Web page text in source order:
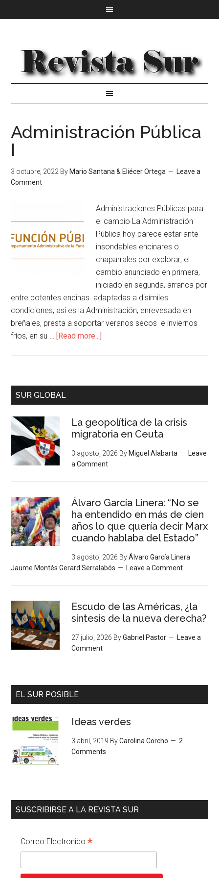
Administración Pública
I
3 octubre, 2022 By Mario Santana & Eliécer Ortega
Leave a
Comment
Administraciones Públicas para
el cambio La Administración
Pública hoy parece estar ante
insondables encinares o
chaparrales por explorar; el
cambio anunciado en primera,
iniciado en segunda, arranca por
entre potentes encinas adaptadas a disímiles
condiciones, así es la Administración, enrevesada en
breñales, presta a soportar veranos secos e inviernos
fríos, en su … [Read more...]
SUR GLOBAL
La geopolítica de la crisis
migratoria en Ceuta
3 agosto, 2026 By Miguel Alabarta
Leave
a Comment
Álvaro García Linera: “No se
ha entendido en más de cien
años lo que quería decir Marx
cuando hablaba del Estado”
3 agosto, 2026 ByÁlvaro García Linera
Jaume Montés Gerard Serralabós
Leave a Comment
Escudo de las Américas, ¿la
síntesis de la nueva derecha?
27 julio, 2026 ByGabriel Pastor
Leave a
Comment
EL SUR POSIBLE
Ideas verdes
3 abril, 2019 ByCarolina Corcho
2
Comments
SUSCRIBIRSE A LA REVISTA SUR
Correo Electronico*